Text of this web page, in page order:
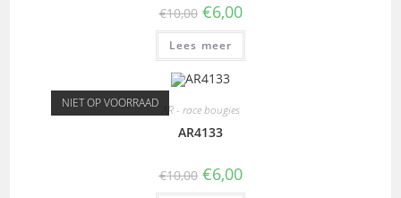
€10,00 €6,00
Lees meer
NIET OP VOORRAAD AR - race bougies
AR4133
€10,00 €6,00